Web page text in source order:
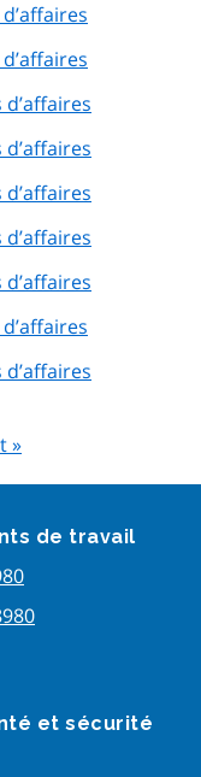
»
de travail
et sécurité